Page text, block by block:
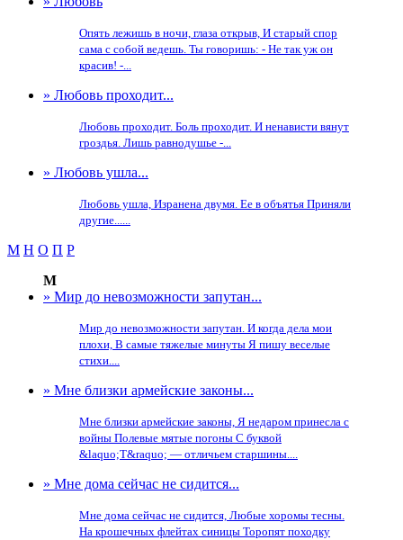
Опять лежишь в ночи, глаза открыв, И старый спор
сама с собой ведешь. Ты говоришь: - Не так уж он
красив! -...
» Любовь проходит...
Любовь проходит. Боль проходит. И ненависти вянут
гроздья. Лишь равнодушье -...
» Любовь ушла...
Любовь ушла, Изранена двумя. Ее в объятья Приняли
другие......
М Н О П Р
М
» Мир до невозможности запутан...
Мир до невозможности запутан. И когда дела мои
плохи, В самые тяжелые минуты Я пишу веселые
стихи....
» Мне близки армейские законы...
Мне близки армейские законы, Я недаром принесла с
войны Полевые мятые погоны С буквой
&laquo;Т&raquo; — отличьем старшины....
» Мне дома сейчас не сидится...
Мне дома сейчас не сидится, Любые хоромы тесны.
На крошечных флейтах синицы Торопят походку